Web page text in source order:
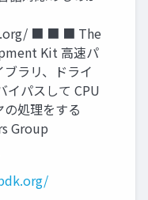
■ ■ ■ The
Kit 高速パ
ラリ、ドライ
イパスして CPU
処理をする
Group